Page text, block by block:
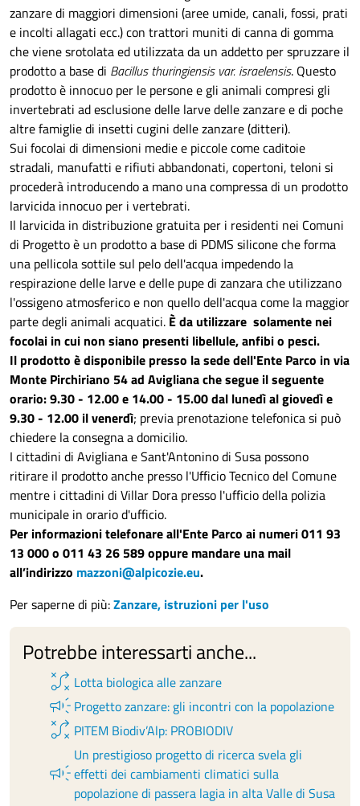
zanzare di maggiori dimensioni (aree umide, canali, fossi, prati
e incolti allagati ecc.) con trattori muniti di canna di gomma
che viene srotolata ed utilizzata da un addetto per spruzzare il
prodotto a base di Bacillus thuringiensis var. israelensis. Questo
prodotto è innocuo per le persone e gli animali compresi gli
invertebrati ad esclusione delle larve delle zanzare e di poche
altre famiglie di insetti cugini delle zanzare (ditteri).
Sui focolai di dimensioni medie e piccole come caditoie
stradali, manufatti e rifiuti abbandonati, copertoni, teloni si
procederà introducendo a mano una compressa di un prodotto
larvicida innocuo per i vertebrati.
Il larvicida in distribuzione gratuita per i residenti nei Comuni
di Progetto è un prodotto a base di PDMS silicone che forma
una pellicola sottile sul pelo dell'acqua impedendo la
respirazione delle larve e delle pupe di zanzara che utilizzano
l'ossigeno atmosferico e non quello dell'acqua come la maggior
parte degli animali acquatici. È da utilizzare solamente nei
focolai in cui non siano presenti libellule, anfibi o pesci.
Il prodotto è disponibile presso la sede dell'Ente Parco in via
Monte Pirchiriano 54 ad Avigliana che segue il seguente
orario: 9.30 - 12.00 e 14.00 - 15.00 dal lunedì al giovedì e
9.30 - 12.00 il venerdì; previa prenotazione telefonica si può
chiedere la consegna a domicilio.
I cittadini di Avigliana e Sant'Antonino di Susa possono
ritirare il prodotto anche presso l'Ufficio Tecnico del Comune
mentre i cittadini di Villar Dora presso l'ufficio della polizia
municipale in orario d'ufficio.
Per informazioni telefonare all'Ente Parco ai numeri 011 93
13 000 o 011 43 26 589 oppure mandare una mail
all’indirizzo mazzoni@alpicozie.eu.
Per saperne di più:Zanzare, istruzioni per l'uso
Potrebbe interessarti anche...
tactic Lotta biologica alle zanzare
campaign Progetto zanzare: gli incontri con la popolazione
tactic PITEM Biodiv’Alp: PROBIODIV
campaign
Un prestigioso progetto di ricerca svela gli
effetti dei cambiamenti climatici sulla
popolazione di passera lagia in alta Valle di Susa